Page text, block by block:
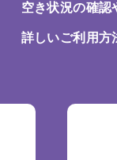
空き状況の確認
詳しいご利用方